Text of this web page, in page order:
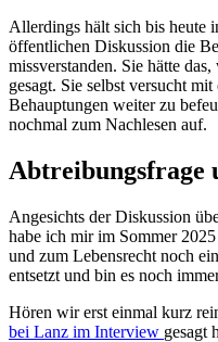
Allerdings hält sich bis heute
öffentlichen Diskussion die
missverstanden. Sie hätte
gesagt. Sie selbst versucht
Behauptungen weiter zu
nochmal zum Nachlesen auf.
Abtreibungsfrage
Angesichts der Diskussion
habe ich mir im Sommer
und zum Lebensrecht noch
entsetzt und bin es noch
Hören wir erst einmal kurz
bei Lanz im Interview gesagt